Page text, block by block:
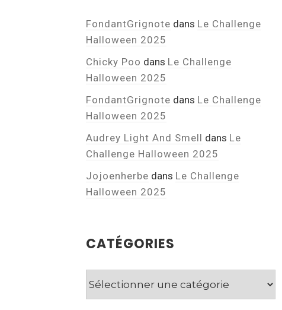
FondantGrignote dans Le Challenge
Halloween 2025
Chicky Poo dans Le Challenge
Halloween 2025
FondantGrignote dans Le Challenge
Halloween 2025
Audrey Light And Smell dans Le
Challenge Halloween 2025
Jojoenherbe dans Le Challenge
Halloween 2025
CATÉGORIES
Catégories